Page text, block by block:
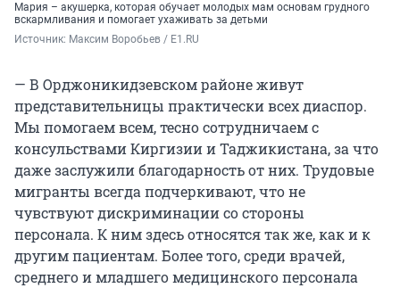
Мария – акушерка, которая обучает молодых мам основам грудного
вскармливания и помогает ухаживать за детьми
Источник: Максим Воробьев / E1.RU
— В Орджоникидзевском районе живут
представительницы практически всех диаспор.
Мы помогаем всем, тесно сотрудничаем с
консульствами Киргизии и Таджикистана, за что
даже заслужили благодарность от них. Трудовые
мигранты всегда подчеркивают, что не
чувствуют дискриминации со стороны
персонала. К ним здесь относятся так же, как и к
другим пациентам. Более того, среди врачей,
среднего и младшего медицинского персонала